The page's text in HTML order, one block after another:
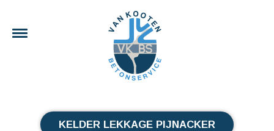
KELDER LEKKAGE PIJNACKER